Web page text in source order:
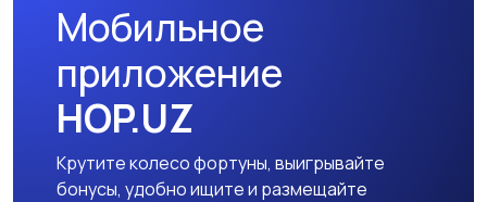
Мобильное
приложение
HOP.UZ
Крутите колесо фортуны, выигрывайте
бонусы, удобно ищите и размещайте